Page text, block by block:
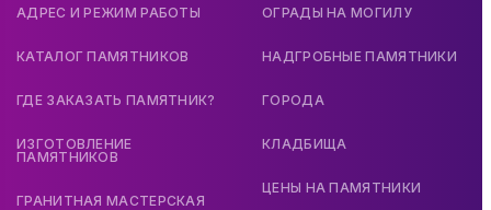
АДРЕС И РЕЖИМ РАБОТЫ
КАТАЛОГ ПАМЯТНИКОВ
ГДЕ ЗАКАЗАТЬ ПАМЯТНИК?
ИЗГОТОВЛЕНИЕ
ПАМЯТНИКОВ
ГРАНИТНАЯ МАСТЕРСКАЯ
ОГРАДЫ НА МОГИЛУ
НАДГРОБНЫЕ ПАМЯТНИКИ
ГОРОДА
КЛАДБИЩА
ЦЕНЫ НА ПАМЯТНИКИ